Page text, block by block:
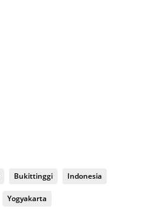
Bukittinggi Indonesia
Yogyakarta